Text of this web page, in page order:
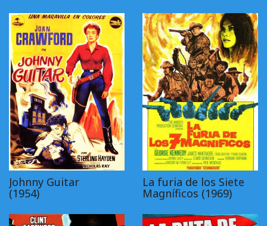
Johnny Guitar
(1954)
La furia de los Siete
Magníficos (1969)